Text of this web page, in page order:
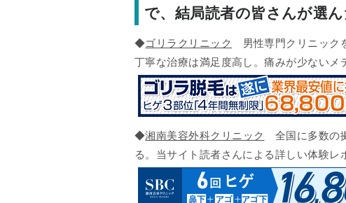
で、結局読者の皆さんが選
◆ゴリラクリニック
男性専門クリニック
丁寧な治療は満足度高し。痛みが少ない
◆湘南美容外科クリニック
全国に多数の
る。当サイト読者さんによる詳しい体験レ